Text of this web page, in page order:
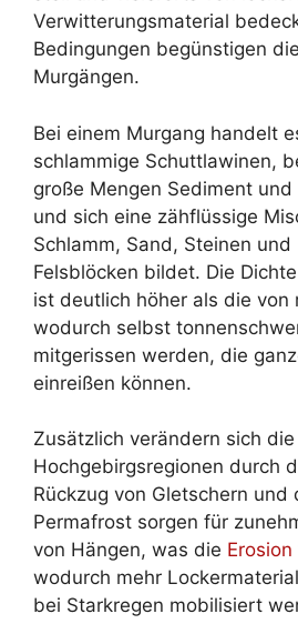
Verwitterungsmaterial
Bedingungen begünstigen
Murgängen.
Bei einem Murgang handelt
schlammige Schuttlawinen,
große Mengen Sediment
und sich eine zähflüssige
Schlamm, Sand, Steinen und
Felsblöcken bildet. Die
ist deutlich höher als die von
wodurch selbst
mitgerissen werden, die
einreißen können.
Zusätzlich verändern sich die
Hochgebirgsregionen durch
Rückzug von Gletschern und
Permafrost sorgen für
von Hängen, was die Erosion
wodurch mehr
bei Starkregen mobilisiert